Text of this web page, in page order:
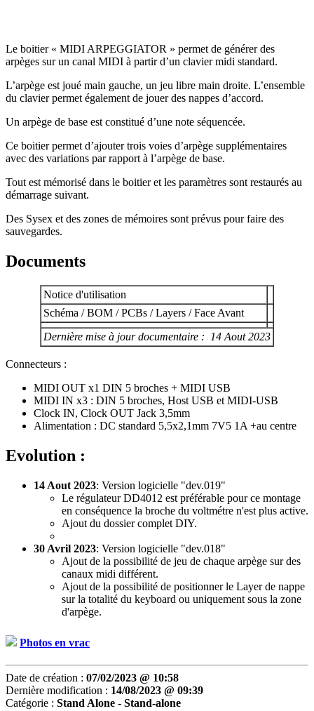
Le boitier « MIDI ARPEGGIATOR » permet de générer des
arpèges sur un canal MIDI à partir d’un clavier midi standard.
L’arpège est joué main gauche, un jeu libre main droite. L’ensemble
du clavier permet également de jouer des nappes d’accord.
Un arpège de base est constitué d’une note séquencée.
Ce boitier permet d’ajouter trois voies d’arpège supplémentaires
avec des variations par rapport à l’arpège de base.
Tout est mémorisé dans le boitier et les paramètres sont restaurés au
démarrage suivant.
Des Sysex et des zones de mémoires sont prévus pour faire des
sauvegardes.
Documents
Notice d'utilisation
Schéma / BOM / PCBs / Layers / Face Avant
Dernière mise à jour documentaire : 14 Aout 2023
Connecteurs :
MIDI OUT x1 DIN 5 broches + MIDI USB
MIDI IN x3 : DIN 5 broches, Host USB et MIDI-USB
Clock IN, Clock OUT Jack 3,5mm
Alimentation : DC standard 5,5x2,1mm 7V5 1A +au centre
Evolution :
14 Aout 2023: Version logicielle "dev.019"
Le régulateur DD4012 est préférable pour ce montage
en conséquence la broche du voltmétre n'est plus active.
Ajout du dossier complet DIY.
30 Avril 2023: Version logicielle "dev.018"
Ajout de la possibilité de jeu de chaque arpège sur des
canaux midi différent.
Ajout de la possibilité de positionner le Layer de nappe
sur la totalité du keyboard ou uniquement sous la zone
d'arpège.
Photos en vrac
Date de création : 07/02/2023 @ 10:58
Dernière modification : 14/08/2023 @ 09:39
Catégorie : Stand Alone - Stand-alone